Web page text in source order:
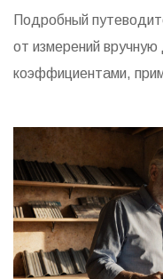
Подробный
от измерений
коэффициентами,